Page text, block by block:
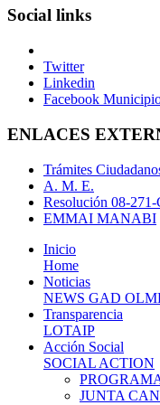
Social links
Twitter
Linkedin
Facebook
ENLACES
Trámites
A. M. E.
Resolución 08-
EMMAI MANABI
Inicio
Home
Noticias
NEWS GAD
Transparencia
LOTAIP
Acción Social
SOCIAL ACTION
JUNTA